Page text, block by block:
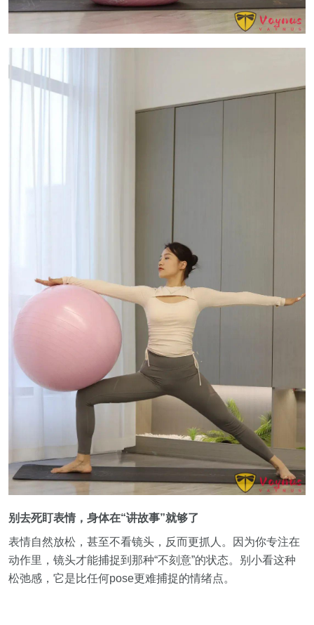
别去死盯表情，身体在“讲故事”就够了
表情自然放松，甚至不看镜头，反而更抓人。因为你专注在
动作里，镜头才能捕捉到那种“不刻意”的状态。别小看这种
松弛感，它是比任何pose更难捕捉的情绪点。